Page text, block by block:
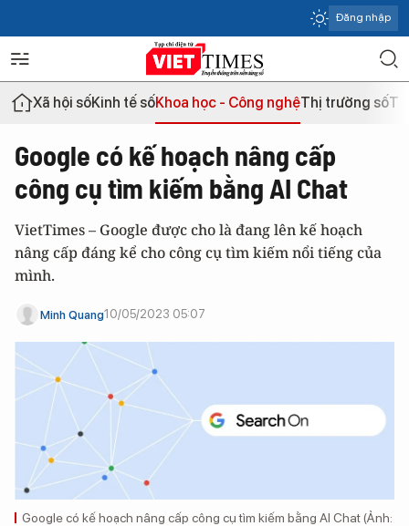
Đăng nhập
Xã hội sốKinh tế sốKhoa học - Công nghệThị trường số
Google có kế hoạch nâng cấp
công cụ tìm kiếm bằng AI Chat
VietTimes – Google được cho là đang lên kế hoạch
nâng cấp đáng kể cho công cụ tìm kiếm nổi tiếng của
mình.
Minh Quang10/05/2023 05:07
Google có kế hoạch nâng cấp công cụ tìm kiếm bằng AI Chat (Ảnh: